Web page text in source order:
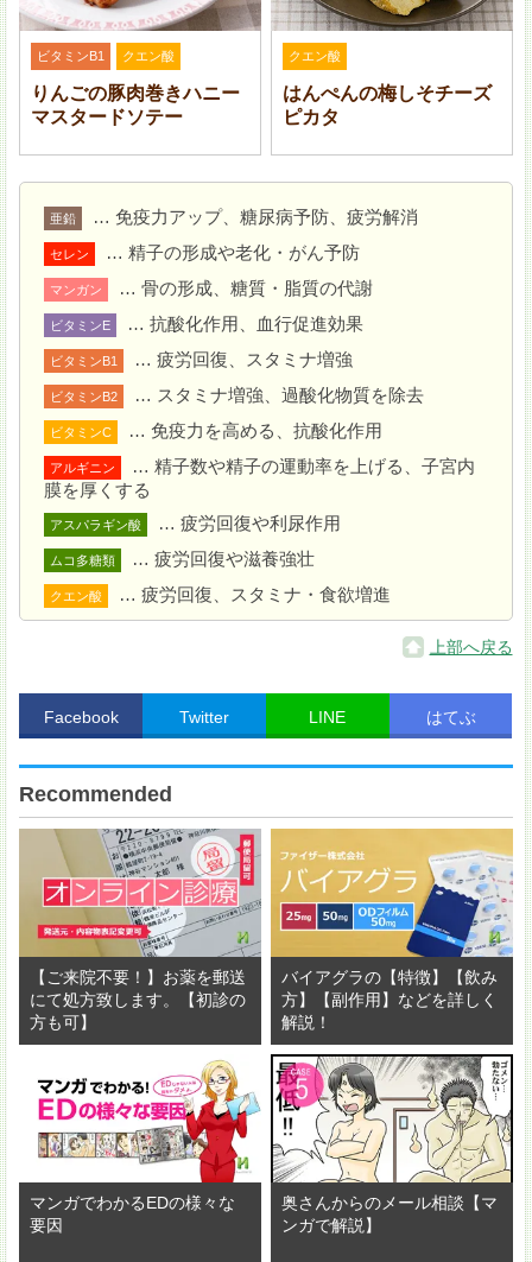
腹でつぶす。
フライパンにオリーブ油とにんにくを入れて弱火で熱
し、香りがでてきたら取り出す。
を入れて転がし
ながら焼き、フライパンの油をさっとふきとる。
2
にソースの材料を入れて中火にかけ、1 分ほど煮詰
める。
ビタミンB1 クエン酸
りんごの豚肉巻きハニー
マスタードソテー
クエン酸
はんぺんの梅しそチーズ
ピカタ
亜鉛 … 免疫力アップ、糖尿病予防、疲労解消
セレン … 精子の形成や老化・がん予防
マンガン … 骨の形成、糖質・脂質の代謝
ビタミンE … 抗酸化作用、血行促進効果
ビタミンB1 … 疲労回復、スタミナ増強
ビタミンB2 … スタミナ増強、過酸化物質を除去
ビタミンC … 免疫力を高める、抗酸化作用
アルギニン
… 精子数や精子の運動率を上げる、子宮内
膜を厚くする
アスパラギン酸 … 疲労回復や利尿作用
ムコ多糖類 … 疲労回復や滋養強壮
クエン酸 … 疲労回復、スタミナ・食欲増進
上部へ戻る
Facebook Twitter LINE はてぶ
Recommended
【ご来院不要！】お薬を郵送
にて処方致します。【初診の
方も可】
バイアグラの【特徴】【飲み
方】【副作用】などを詳しく
解説！
マンガでわかるEDの様々な
要因
奥さんからのメール相談【マ
ンガで解説】